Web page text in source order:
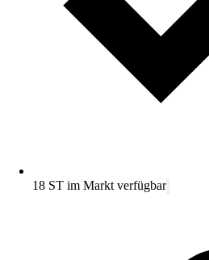
18 ST im Markt verfügbar